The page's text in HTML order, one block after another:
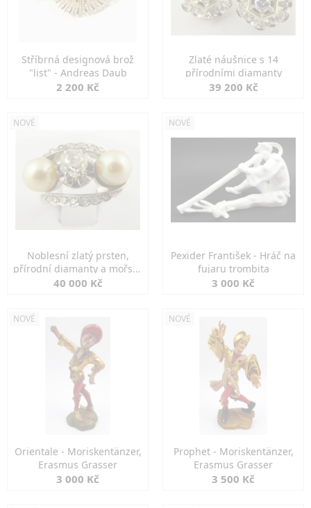
Stříbrná designová brož
"list" - Andreas Daub
2 200 Kč
Zlaté náušnice s 14
přírodními diamanty
39 200 Kč
NOVÉ
Noblesní zlatý prsten,
přírodní diamanty a mořské
perly
40 000 Kč
NOVÉ
Pexider František - Hráč na
fujaru trombita
3 000 Kč
NOVÉ
Orientale - Moriskentänzer,
Erasmus Grasser
3 000 Kč
NOVÉ
Prophet - Moriskentänzer,
Erasmus Grasser
3 500 Kč